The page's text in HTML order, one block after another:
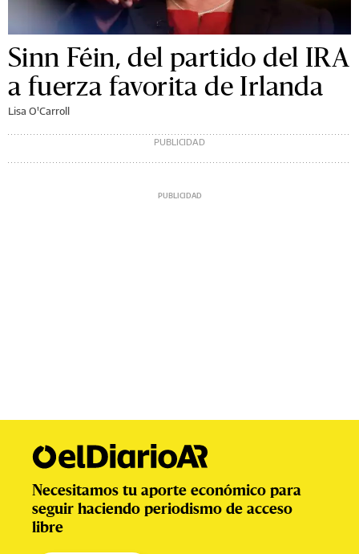
Sinn Féin, del partido del IRA
a fuerza favorita de Irlanda
Lisa O'Carroll
Necesitamos tu aporte económico para
seguir haciendo periodismo de acceso
libre